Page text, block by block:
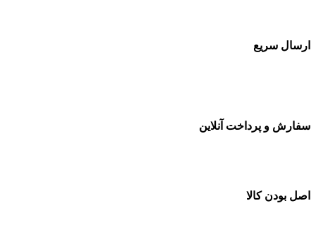
ارسال سریع
سفارش و پرداخت آنلاین
اصل بودن کالا